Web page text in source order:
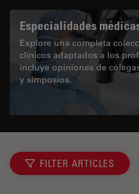
Especialidades
Explore una completa
clínicos adaptados a los
incluye opiniones de
y simposios.
FILTER ARTICLES